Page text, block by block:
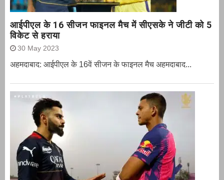
आईपीएल के 16 सीजन फाइनल मैच में सीएसके ने जीटी को 5
विकेट से हराया
30 May 2023
अहमदाबाद: आईपीएल के 16वें सीजन के फाइनल मैच अहमदाबाद...